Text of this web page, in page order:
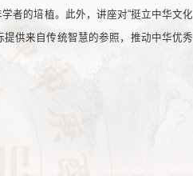
者的培植。此外，讲座对“挺立中华文化
提供来自传统智慧的参照，推动中华优秀